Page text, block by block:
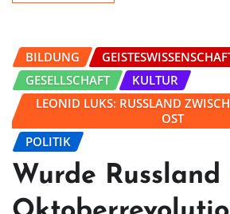
BILDUNG
GESELLSCHAFT
KULTUR
LEONID LUKS: RUSSLAND
OST
POLITIK
Wurde